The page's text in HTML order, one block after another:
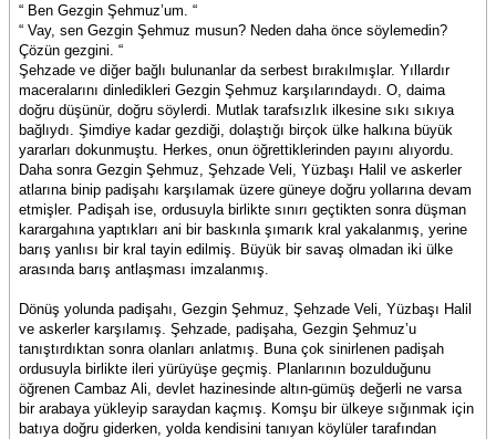
“ Ben Gezgin Şehmuz’um. “
“ Vay, sen Gezgin Şehmuz musun? Neden daha önce söylemedin?
Çözün gezgini. “
Şehzade ve diğer bağlı bulunanlar da serbest bırakılmışlar. Yıllardır
maceralarını dinledikleri Gezgin Şehmuz karşılarındaydı. O, daima
doğru düşünür, doğru söylerdi. Mutlak tarafsızlık ilkesine sıkı sıkıya
bağlıydı. Şimdiye kadar gezdiği, dolaştığı birçok ülke halkına büyük
yararları dokunmuştu. Herkes, onun öğrettiklerinden payını alıyordu.
Daha sonra Gezgin Şehmuz, Şehzade Veli, Yüzbaşı Halil ve askerler
atlarına binip padişahı karşılamak üzere güneye doğru yollarına devam
etmişler. Padişah ise, ordusuyla birlikte sınırı geçtikten sonra düşman
karargahına yaptıkları ani bir baskınla şımarık kral yakalanmış, yerine
barış yanlısı bir kral tayin edilmiş. Büyük bir savaş olmadan iki ülke
arasında barış antlaşması imzalanmış.
Dönüş yolunda padişahı, Gezgin Şehmuz, Şehzade Veli, Yüzbaşı Halil
ve askerler karşılamış. Şehzade, padişaha, Gezgin Şehmuz’u
tanıştırdıktan sonra olanları anlatmış. Buna çok sinirlenen padişah
ordusuyla birlikte ileri yürüyüşe geçmiş. Planlarının bozulduğunu
öğrenen Cambaz Ali, devlet hazinesinde altın-gümüş değerli ne varsa
bir arabaya yükleyip saraydan kaçmış. Komşu bir ülkeye sığınmak için
batıya doğru giderken, yolda kendisini tanıyan köylüler tarafından